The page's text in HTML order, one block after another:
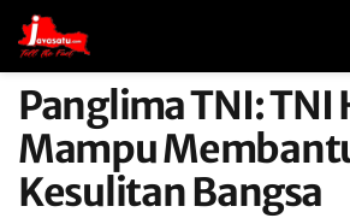
Panglima TNI: TNI
Mampu
Kesulitan Bangsa